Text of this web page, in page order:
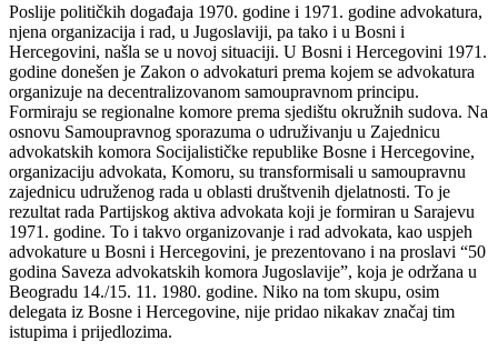
Poslije političkih događaja 1970. godine i 1971. godine advokatura,
njena organizacija i rad, u Jugoslaviji, pa tako i u Bosni i
Hercegovini, našla se u novoj situaciji. U Bosni i Hercegovini 1971.
godine donešen je Zakon o advokaturi prema kojem se advokatura
organizuje na decentralizovanom samoupravnom principu.
Formiraju se regionalne komore prema sjedištu okružnih sudova. Na
osnovu Samoupravnog sporazuma o udruživanju u Zajednicu
advokatskih komora Socijalističke republike Bosne i Hercegovine,
organizaciju advokata, Komoru, su transformisali u samoupravnu
zajednicu udruženog rada u oblasti društvenih djelatnosti. To je
rezultat rada Partijskog aktiva advokata koji je formiran u Sarajevu
1971. godine. To i takvo organizovanje i rad advokata, kao uspjeh
advokature u Bosni i Hercegovini, je prezentovano i na proslavi “50
godina Saveza advokatskih komora Jugoslavije”, koja je održana u
Beogradu 14./15. 11. 1980. godine. Niko na tom skupu, osim
delegata iz Bosne i Hercegovine, nije pridao nikakav značaj tim
istupima i prijedlozima.